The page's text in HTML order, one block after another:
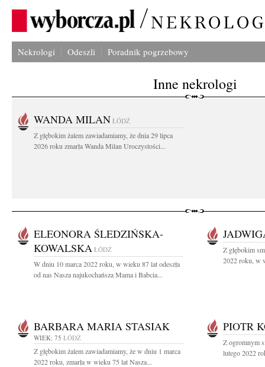
Nekrologi Odeszli Poradnik pogrzebowy
Inne nekrologi
WANDA MILAN ŁÓDŹ
Z głębokim żalem zawiadamiamy, że dnia 29 lipca
2026 roku zmarła Wanda Milan Uroczystości...
ELEONORA ŚLEDZIŃSKA-
KOWALSKA ŁÓDŹ
W dniu 10 marca 2022 roku, w wieku 87 lat odeszła
od nas Nasza najukochańsza Mama i Babcia...
Z głębokim
2022 roku, w
BARBARA MARIA STASIAK
WIEK: 75 ŁÓDŹ
Z głębokim żalem zawiadamiamy, że w dniu 1 marca
2022 roku, zmarła w wieku 75 lat Nasza...
PIOTR
Z ogromnym
lutego 2022